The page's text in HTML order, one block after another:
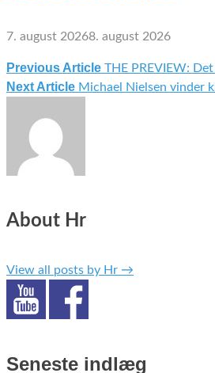
7. august 20268. august 2026
Indlægsnavigation
Previous Article THE PREVIEW:
Next Article Michael Nielsen vinder
About Hr
View all posts by Hr →
Seneste indlæg